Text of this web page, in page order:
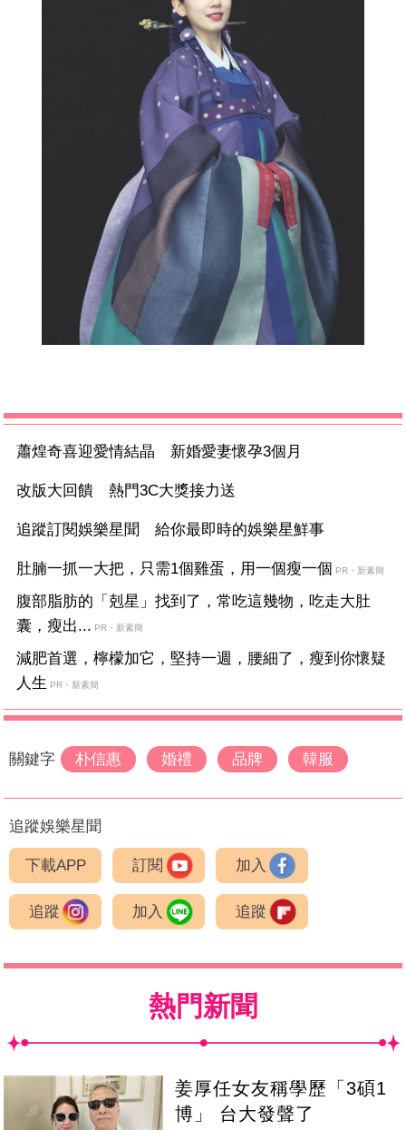
蕭煌奇喜迎愛情結晶 新婚愛妻懷孕3個月
改版大回饋 熱門3C大獎接力送
追蹤訂閱娛樂星聞 給你最即時的娛樂星鮮事
肚腩一抓一大把，只需1個雞蛋，用一個瘦一個 PR・新素簡
腹部脂肪的「剋星」找到了，常吃這幾物，吃走大肚
囊，瘦出... PR・新素簡
減肥首選，檸檬加它，堅持一週，腰細了，瘦到你懷疑
人生
PR・新素簡
關鍵字 朴信惠 婚禮 品牌 韓服
追蹤娛樂星聞
下載APP 訂閱 加入
追蹤 加入 追蹤
熱門新聞
姜厚任女友稱學歷「3碩1
博」 台大發聲了